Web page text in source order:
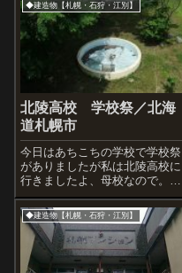
◆建造物【札幌・石狩・江別】
北陵高校 学校祭／北海
道札幌市
今日はあちこちの学校で学校祭
がありましたが私は北陵高校に
行きましたよ、母校なので。ひ
ととおりの階をまわりましたが
とても楽しかったです。校舎は
数年前に改修があったものの、
全体的に私がいた頃とほとんど
変わっていません。行燈行列も
伝統の行事。裏庭...
◆建造物【札幌・石狩・江別】